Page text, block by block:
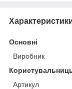
Основні
Виробник
Артикул